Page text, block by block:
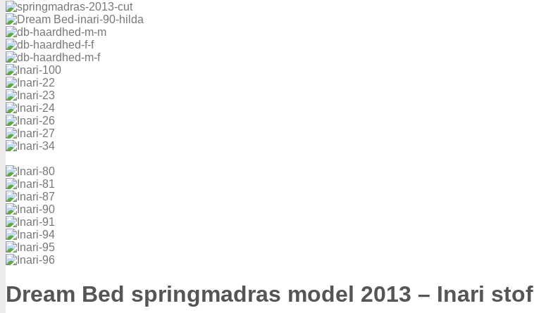
Dream Bed springmadras model 2013 – Inari stof